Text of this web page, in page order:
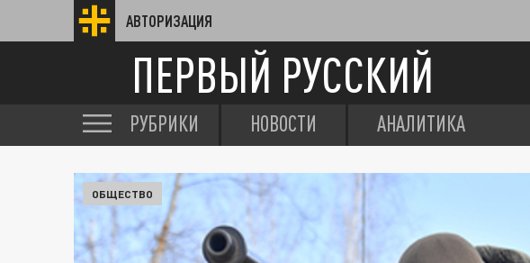
АВТОРИЗАЦИЯ
ПЕРВЫЙ РУССКИЙ
РУБРИКИ НОВОСТИ АНАЛИТИКА
ОБЩЕСТВО